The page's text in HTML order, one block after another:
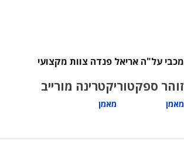
מכבי על"ה אריאל פנדה צוות מקצועי
זוהר ספקטור
מאמן
יקטרינה מורייב
מאמן